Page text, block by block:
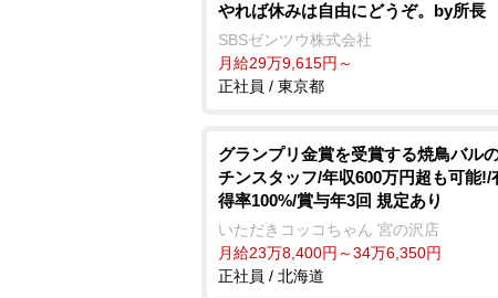
れば休みは自由にどうぞ。by所長
SBSゼンツウ株式会社
月給29万9,615円～
正社員 / 東京都
グランプリ金賞を受賞する焼鳥バル
チンスタッフ/年収600万円超も可能!/
得率100%/賞与年3回 規定あり
いただきコッコちゃん 宮の沢店
月給23万8,400円～34万6,350円
正社員 / 北海道